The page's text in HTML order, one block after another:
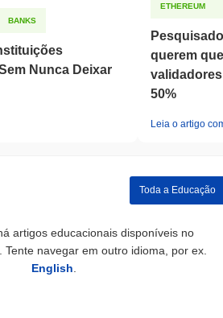
BANKS
Nunca Deixar
ETHEREUM
querem
50%
Leia o artigo
Toda a Educação
artigos educacionais disponíveis no
Tente navegar em outro idioma, por ex.
English